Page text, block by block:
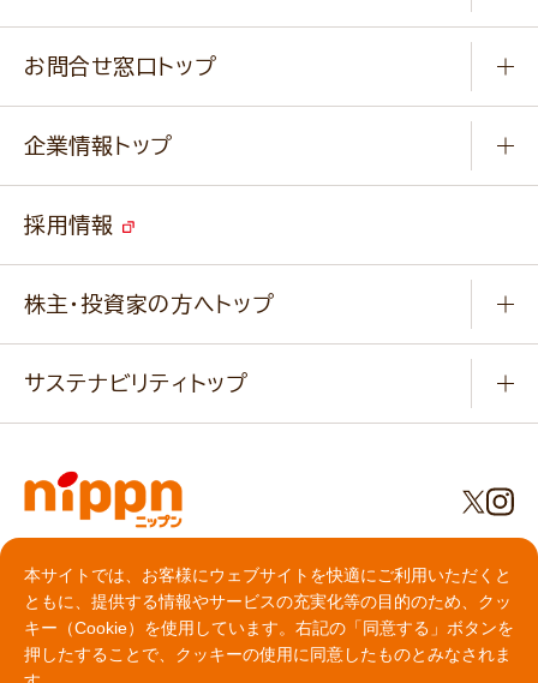
通販サイト一覧
みなさまのレシピはこちら
ふっくらパンをつくりましょう
キャンペーン
ニップンの アマニ 業務用サイト
ベジカフェブランドサイト
お問合せ窓口トップ
改善事例
業務用商品のお問合せ
企業情報トップ
事業紹介
経営理念・経営方針・行動規範・行動指針
ニップンの歴史
事業場・工場一覧
採用情報
株主・投資家の方へトップ
IR情報
IRライブラリ
株主総会・株式関連情報／社債・格付情報
よくいただくご質問
サステナビリティトップ
基本方針
社会
食育への取り組み
プライバシーポリシー
クッキーポリシー
動作環境について
ソーシャルメディアガイドライン
サイトマップ
本サイトでは、お客様にウェブサイトを快適にご利用いただくと
ともに、提供する情報やサービスの充実化等の目的のため、クッ
キー（Cookie）を使用しています。右記の「同意する」ボタンを
押したすることで、クッキーの使用に同意したものとみなされま